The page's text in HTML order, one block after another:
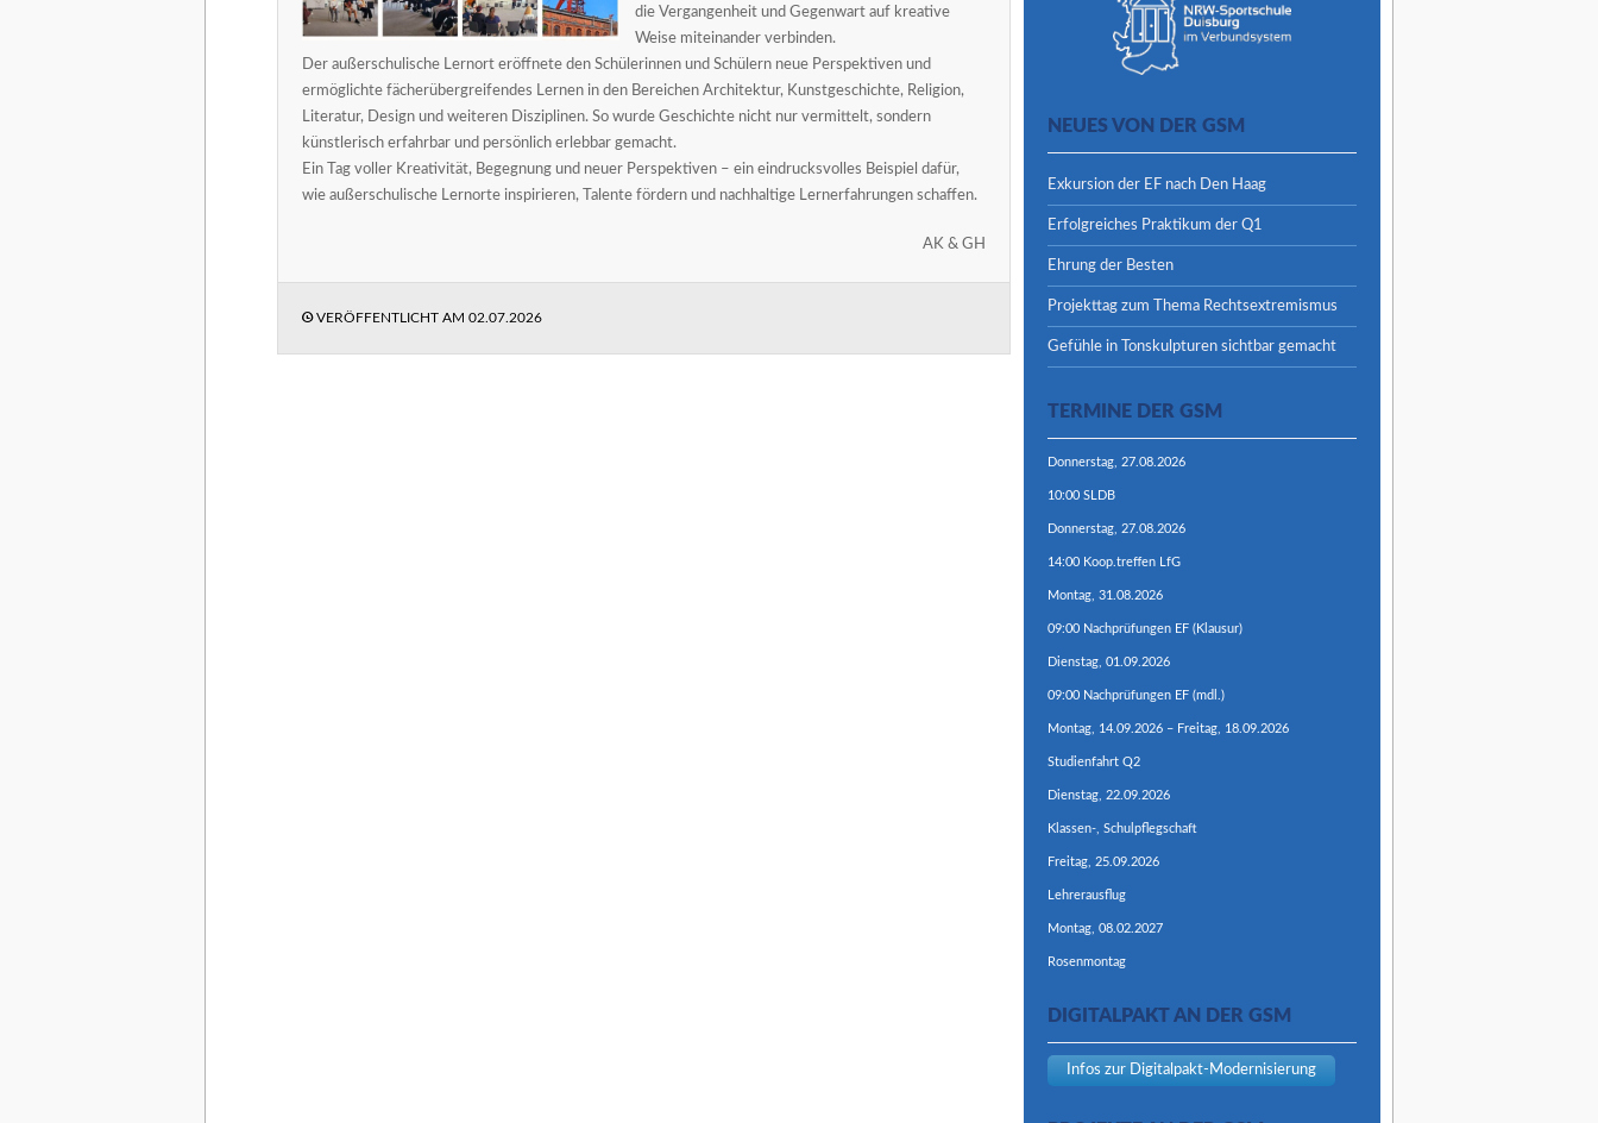
die Vergangenheit und Gegenwart auf kreative
Weise miteinander verbinden.
Der außerschulische Lernort eröffnete den Schülerinnen und Schülern neue Perspektiven und
ermöglichte fächerübergreifendes Lernen in den Bereichen Architektur, Kunstgeschichte, Religion,
Literatur, Design und weiteren Disziplinen. So wurde Geschichte nicht nur vermittelt, sondern
künstlerisch erfahrbar und persönlich erlebbar gemacht.
Ein Tag voller Kreativität, Begegnung und neuer Perspektiven – ein eindrucksvolles Beispiel dafür,
wie außerschulische Lernorte inspirieren, Talente fördern und nachhaltige Lernerfahrungen schaffen.
AK & GH
VERÖFFENTLICHT AM 02.07.2026
NEUES VON DER GSM
Exkursion der EF nach Den Haag
Erfolgreiches Praktikum der Q1
Ehrung der Besten
Projekttag zum Thema Rechtsextremismus
Gefühle in Tonskulpturen sichtbar gemacht
TERMINE DER GSM
Donnerstag, 27.08.2026
10:00 SLDB
Donnerstag, 27.08.2026
14:00 Koop.treffen LfG
Montag, 31.08.2026
09:00 Nachprüfungen EF (Klausur)
Dienstag, 01.09.2026
09:00 Nachprüfungen EF (mdl.)
Montag, 14.09.2026 – Freitag, 18.09.2026
Studienfahrt Q2
Dienstag, 22.09.2026
Klassen-, Schulpflegschaft
Freitag, 25.09.2026
Lehrerausflug
Montag, 08.02.2027
Rosenmontag
DIGITALPAKT AN DER GSM
Infos zur Digitalpakt-Modernisierung